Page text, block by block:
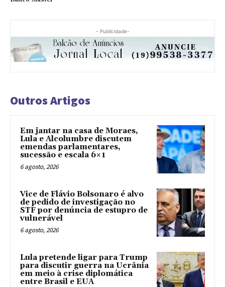
- Publicidade-
Outros Artigos
Em jantar na casa de Moraes,
Lula e Alcolumbre discutem
emendas parlamentares,
sucessão e escala 6×1
6 agosto, 2026
Vice de Flávio Bolsonaro é alvo
de pedido de investigação no
STF por denúncia de estupro de
vulnerável
6 agosto, 2026
Lula pretende ligar para Trump
para discutir guerra na Ucrânia
em meio à crise diplomática
entre Brasil e EUA